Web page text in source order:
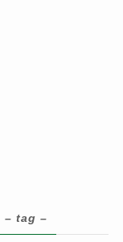
– tag –